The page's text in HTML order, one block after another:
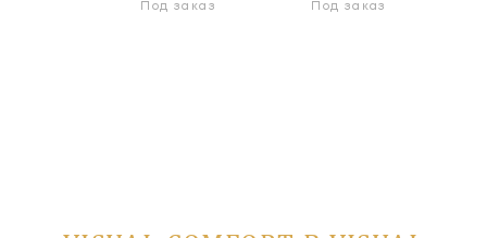
Под заказ Под заказ